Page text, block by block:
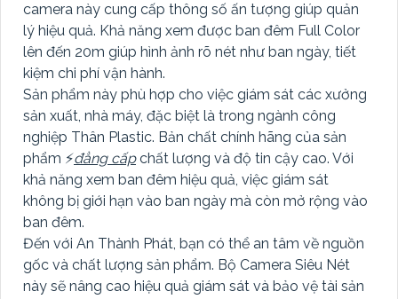
camera này cung cấp thông số ấn tượng giúp quản
lý hiệu quả. Khả năng xem được ban đêm Full Color
lên đến 20m giúp hình ảnh rõ nét như ban ngày, tiết
kiệm chi phí vận hành.
Sản phẩm này phù hợp cho việc giám sát các xưởng
sản xuất, nhà máy, đặc biệt là trong ngành công
nghiệp Thân Plastic. Bản chất chính hãng của sản
phẩm ️⚡đẳng cấpchất lượng và độ tin cậy cao. Với
khả năng xem ban đêm hiệu quả, việc giám sát
không bị giới hạn vào ban ngày mà còn mở rộng vào
ban đêm.
Đến với An Thành Phát, bạn có thể an tâm về nguồn
gốc và chất lượng sản phẩm. Bộ Camera Siêu Nét
này sẽ nâng cao hiệu quả giám sát và bảo vệ tài sản